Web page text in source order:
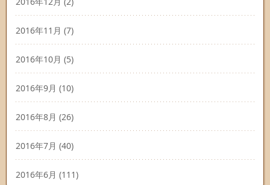
2016年11月 (7)
2016年10月 (5)
2016年9月 (10)
2016年8月 (26)
2016年7月 (40)
2016年6月 (111)